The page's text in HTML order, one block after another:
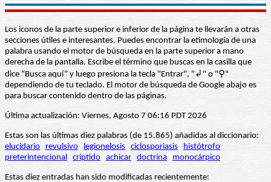
Los iconos de la parte superior e inferior de la página te llevarán a otras
secciones útiles e interesantes. Puedes encontrar la etimología de una
palabra usando el motor de búsqueda en la parte superior a mano
derecha de la pantalla. Escribe el término que buscas en la casilla que
dice “Busca aquí” y luego presiona la tecla "Entrar", "↲" o "⚲"
dependiendo de tu teclado. El motor de búsqueda de Google abajo es
para buscar contenido dentro de las páginas.
Última actualización: Viernes, Agosto 7 06:16 PDT 2026
Estas son las últimas diez palabras (de 15.865) añadidas al diccionario:
elucidario
revulsivo legionelosis ciclosporiasis
histótrofo
preterintencional críptido achicar doctrina monocárpico
Estas diez entradas han sido modificadas recientemente: